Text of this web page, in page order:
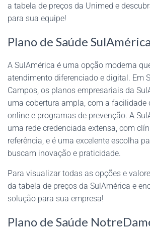
a tabela de preços da Unimed e
para sua equipe!
Plano de Saúde SulAmérica
A SulAmérica é uma opção moderna
atendimento diferenciado e digital. Em
Campos, os planos empresariais da
uma cobertura ampla, com a facilidade
online e programas de prevenção. A
uma rede credenciada extensa, com
referência, e é uma excelente escolha
buscam inovação e praticidade.
Para visualizar todas as opções e
da tabela de preços da SulAmérica e
solução para sua empresa!
Plano de Saúde